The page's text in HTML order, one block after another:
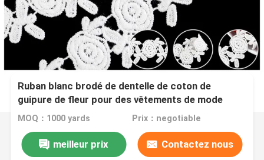
Ruban blanc brodé de dentelle de coton de
guipure de fleur pour des vêtements de mode
MOQ：1000 yards Prix：negotiable
meilleur prix Contactez nous